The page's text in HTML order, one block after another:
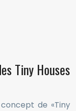
Tiny Houses
de «Tiny